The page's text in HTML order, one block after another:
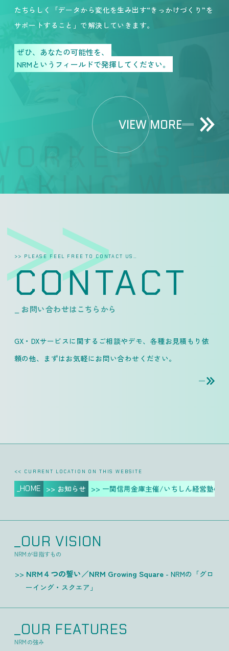
たちらしく「データから変化を生み出す“きっかけづくり”を
サポートすること」で解決していきます。
ぜひ、あなたの可能性を、
NRMというフィールドで発揮してください。
VIEW MORE
>> PLEASE FEEL FREE TO CONTACT US…
CONTACT
_ お問い合わせはこちらから
GX・DXサービスに関するご相談やデモ、各種お見積もり依
頼の他、
まずはお気軽にお問い合わせください。
_HOME >> お知らせ >> 一関信用金庫主催/いちしん経営塾の
<< CURRENT LOCATION ON THIS WEBSITE
_OUR VISION
NRMが目指すもの
NRM４つの誓い／NRM Growing Square - NRMの「グロ
ーイング・スクエア」
_OUR FEATURES
NRMの強み